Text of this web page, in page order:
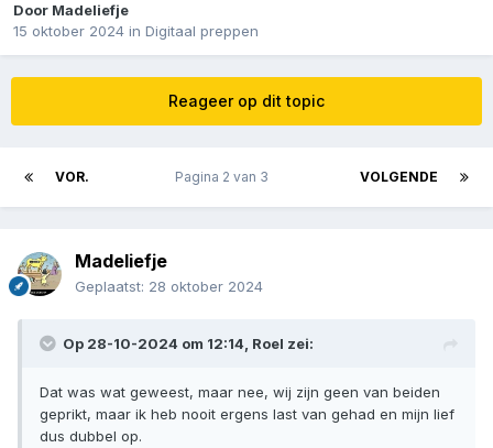
Door Madeliefje
15 oktober 2024 in Digitaal preppen
Reageer op dit topic
VOR. VOLGENDE
Pagina 2 van 3
Madeliefje
Geplaatst: 28 oktober 2024
Op 28-10-2024 om 12:14, Roel zei:
Dat was wat geweest, maar nee, wij zijn geen van beiden
geprikt, maar ik heb nooit ergens last van gehad en mijn lief
dus dubbel op.